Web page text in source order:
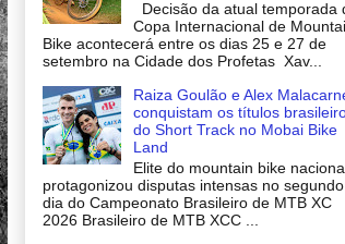
Decisão da atual temporada
Copa Internacional de
Bike acontecerá entre os dias 25 e 27 de
setembro na Cidade dos Profetas Xav...
Raiza Goulão e Alex
conquistam os títulos
do Short Track no Mobai Bike
Land
Elite do mountain bike
protagonizou disputas intensas no segundo
dia do Campeonato Brasileiro de MTB XC
2026 Brasileiro de MTB XCC ...